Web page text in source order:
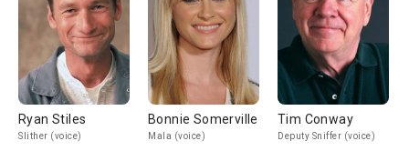
Ryan Stiles
Slither (voice)
Bonnie Somerville
Mala (voice)
Tim Conway
Deputy Sniffer (voice)